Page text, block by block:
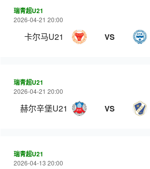
瑞青超U21
2026-04-21 20:00
卡尔马U21 VS
瑞青超U21
2026-04-21 20:00
赫尔辛堡U21 VS
瑞青超U21
2026-04-13 20:00